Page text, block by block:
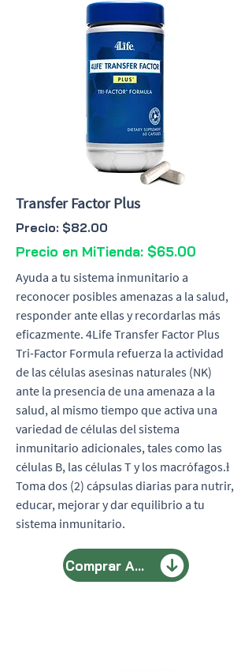
Transfer Factor Plus
Precio: $82.00
Precio en MiTienda: $65.00
Ayuda a tu sistema inmunitario a
reconocer posibles amenazas a la salud,
responder ante ellas y recordarlas más
eficazmente. 4Life Transfer Factor Plus
Tri-Factor Formula refuerza la actividad
de las células asesinas naturales (NK)
ante la presencia de una amenaza a la
salud, al mismo tiempo que activa una
variedad de células del sistema
inmunitario adicionales, tales como las
células B, las células T y los macrófagos.ƚ
Toma dos (2) cápsulas diarias para nutrir,
educar, mejorar y dar equilibrio a tu
sistema inmunitario.
Comprar Aquí